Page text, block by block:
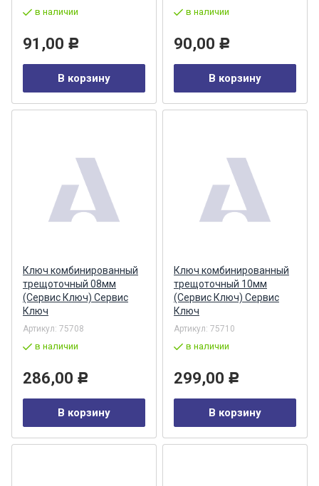
в наличии
91,00 Р
В корзину
в наличии
90,00 Р
В корзину
Ключ комбинированный
трещоточный 08мм
(Сервис Ключ) Сервис
Ключ
Артикул: 75708
в наличии
286,00 Р
В корзину
Ключ комбинированный
трещоточный 10мм
(Сервис Ключ) Сервис
Ключ
Артикул: 75710
в наличии
299,00 Р
В корзину